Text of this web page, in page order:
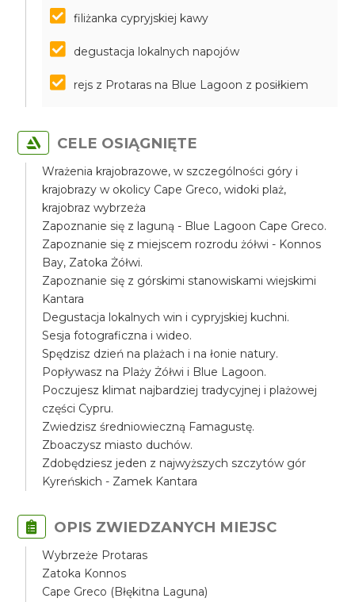
filiżanka cypryjskiej kawy
degustacja lokalnych napojów
rejs z Protaras na Blue Lagoon z posiłkiem
CELE OSIĄGNIĘTE
Wrażenia krajobrazowe, w szczególności góry i
krajobrazy w okolicy Cape Greco, widoki plaż,
krajobraz wybrzeża
Zapoznanie się z laguną - Blue Lagoon Cape Greco.
Zapoznanie się z miejscem rozrodu żółwi - Konnos
Bay, Zatoka Żółwi.
Zapoznanie się z górskimi stanowiskami wiejskimi
Kantara
Degustacja lokalnych win i cypryjskiej kuchni.
Sesja fotograficzna i wideo.
Spędzisz dzień na plażach i na łonie natury.
Popływasz na Plaży Żółwi i Blue Lagoon.
Poczujesz klimat najbardziej tradycyjnej i plażowej
części Cypru.
Zwiedzisz średniowieczną Famagustę.
Zboaczysz miasto duchów.
Zdobędziesz jeden z najwyższych szczytów gór
Kyreńskich - Zamek Kantara
OPIS ZWIEDZANYCH MIEJSC
Wybrzeże Protaras
Zatoka Konnos
Cape Greco (Błękitna Laguna)